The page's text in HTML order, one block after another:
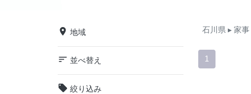
place 地域
sort 並べ替え
local_offer 絞り込み
石川県 ▸ 家事
1